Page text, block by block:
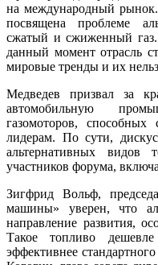
на международный рынок.
посвящена проблеме
сжатый и сжиженный
данный момент отрасль
мировые тренды и их
Медведев призвал за
автомобильную
газомоторов,
лидерам. По сути,
альтернативных видов
участников форума,
Зигфрид Вольф,
машины» уверен, что
направление развития,
Такое топливо
эффективнее